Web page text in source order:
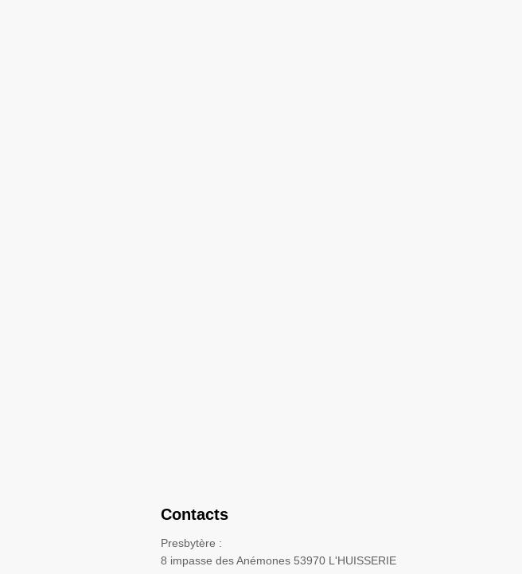
Contacts
Presbytère :
8 impasse des Anémones 53970 L'HUISSERIE